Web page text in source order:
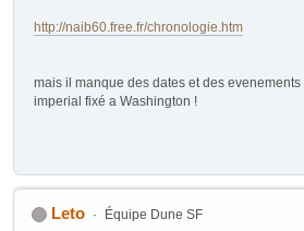
http://naib60.free.fr/chronologie.htm
mais il manque des dates et des evenements
imperial fixé a Washington !
Leto Équipe Dune SF